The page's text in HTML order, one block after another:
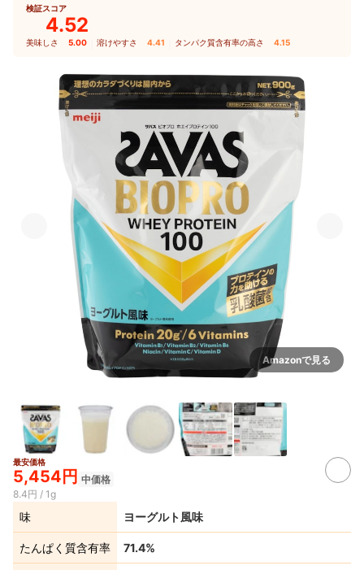
検証スコア
4.52
美味しさ 5.00 溶けやすさ 4.41 タンパク質含有率の高さ 4.15
Amazonで見る
最安価格
5,454円 中価格
8.4円 / 1g
味 ヨーグルト風味
たんぱく質含有率 71.4%